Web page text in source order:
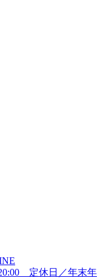
定休日／年末年